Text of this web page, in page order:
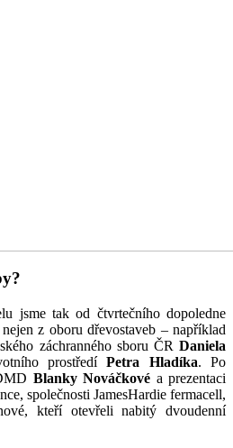
jsme tak od čtvrtečního dopoledne
z oboru dřevostaveb – například
záchranného sboru ČR Daniela
prostředíPetra Hladíka. Po
Blanky Nováčkové a prezentaci
společnosti JamesHardie fermacell,
kteří otevřeli nabitý dvoudenní